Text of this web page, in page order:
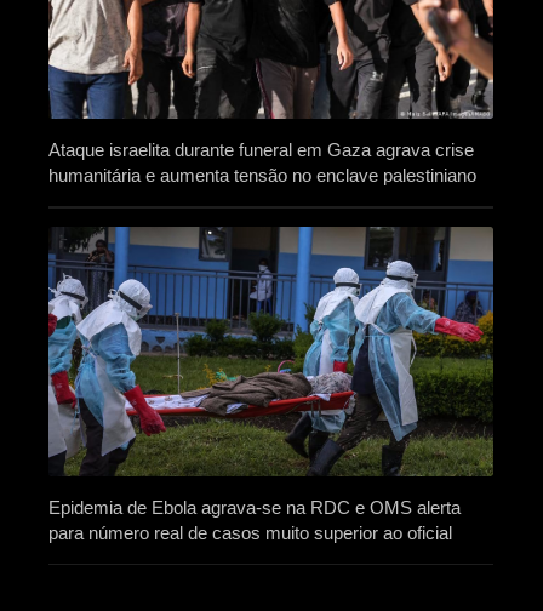
Ataque israelita durante funeral em Gaza agrava crise
humanitária e aumenta tensão no enclave palestiniano
Epidemia de Ebola agrava-se na RDC e OMS alerta
para número real de casos muito superior ao oficial